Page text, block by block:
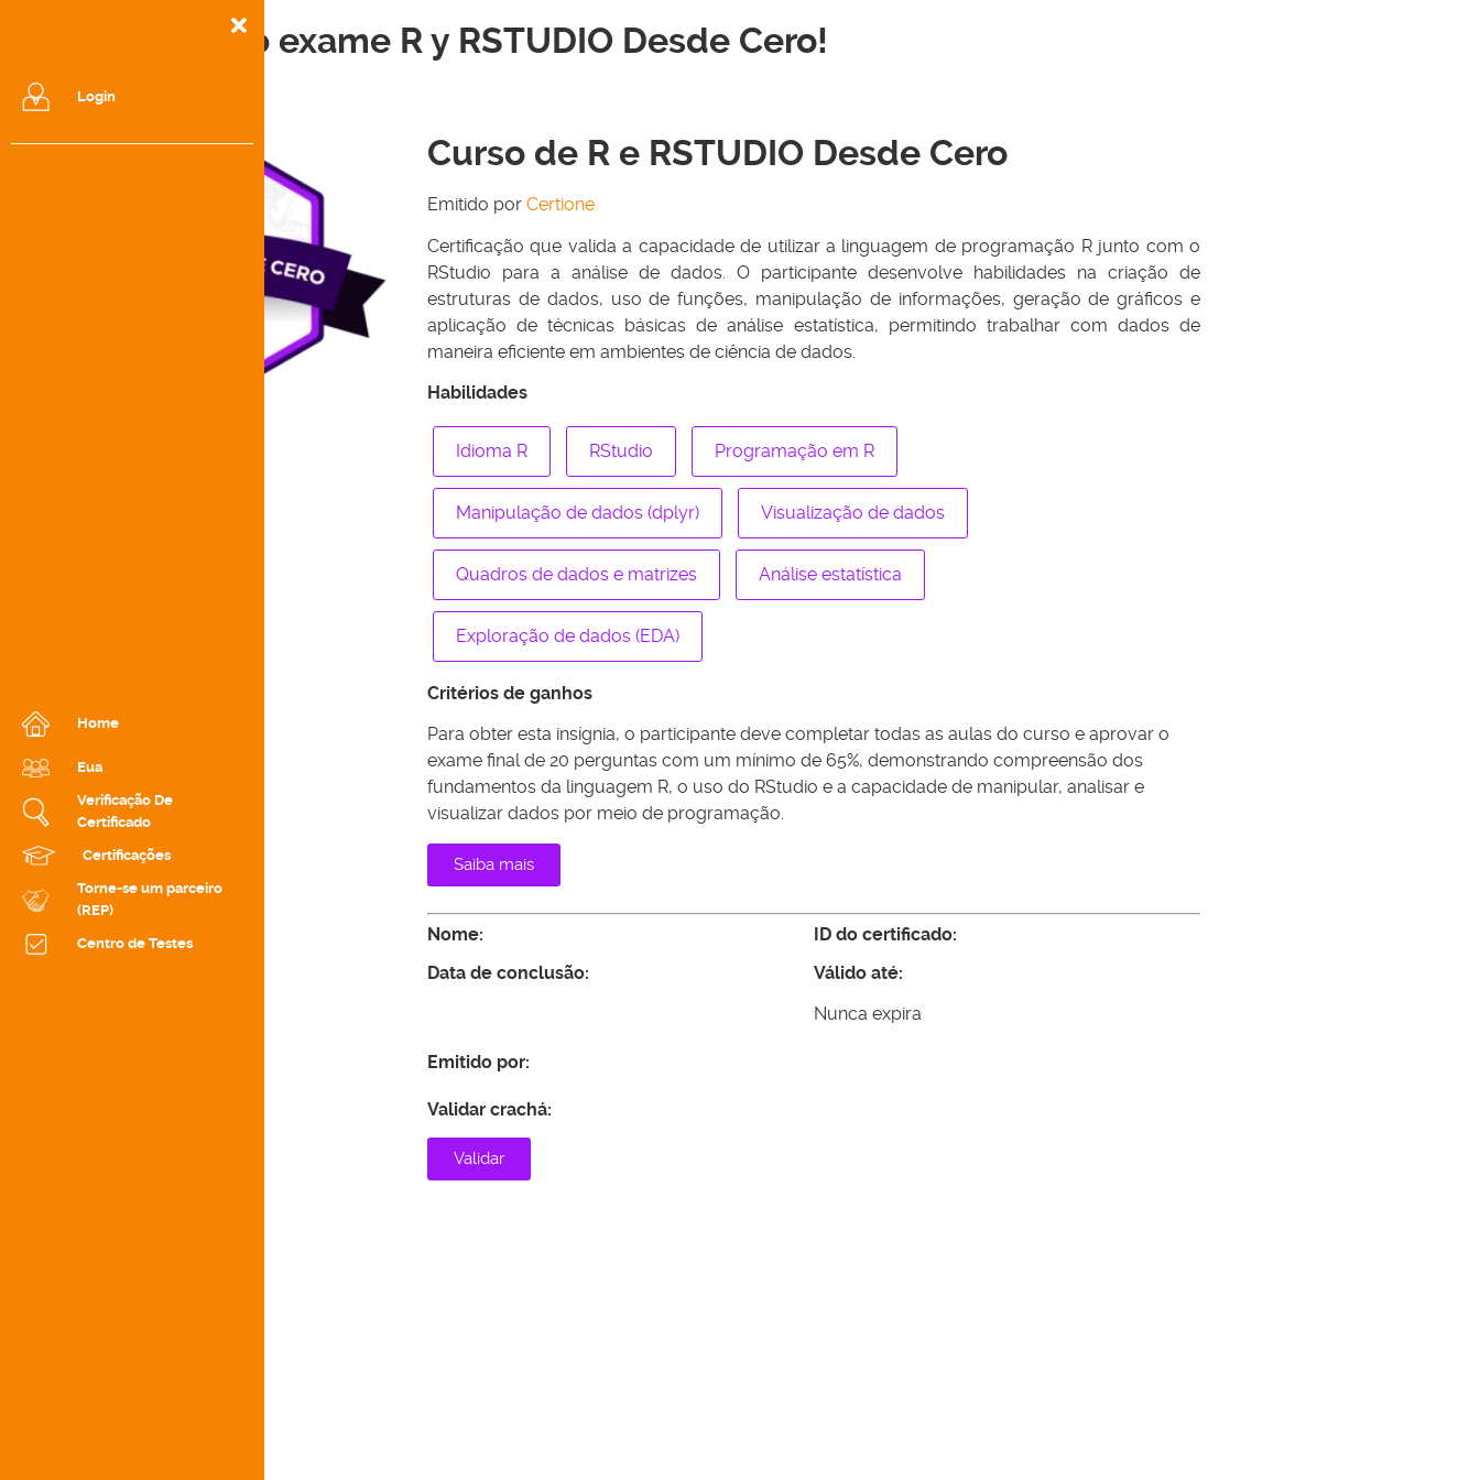
Login
Home
Eua
Verificação De
Certificado
Certificações
Torne-se um parceiro
(REP)
Centro de Testes
Passei no exame R y RSTUDIO Desde Cero!
Curso de R e RSTUDIO Desde Cero
Emitido por Certione
Certificação que valida a capacidade de utilizar a linguagem de programação R junto com o
RStudio para a análise de dados. O participante desenvolve habilidades na criação de
estruturas de dados, uso de funções, manipulação de informações, geração de gráficos e
aplicação de técnicas básicas de análise estatística, permitindo trabalhar com dados de
maneira eficiente em ambientes de ciência de dados.
Habilidades
Idioma R RStudio Programação em R
Manipulação de dados (dplyr) Visualização de dados
Quadros de dados e matrizes Análise estatística
Exploração de dados (EDA)
Critérios de ganhos
Para obter esta insígnia, o participante deve completar todas as aulas do curso e aprovar o
exame final de 20 perguntas com um mínimo de 65%, demonstrando compreensão dos
fundamentos da linguagem R, o uso do RStudio e a capacidade de manipular, analisar e
visualizar dados por meio de programação.
Saiba mais
Nome:
Data de conclusão:
ID do certificado:
Válido até:
Nunca expira
Emitido por:
Validar crachá:
Validar